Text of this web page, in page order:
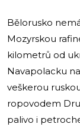
Bělorusko
Mozyrskou
kilometrů od
Navapolacku
veškerou
ropovodem
palivo i